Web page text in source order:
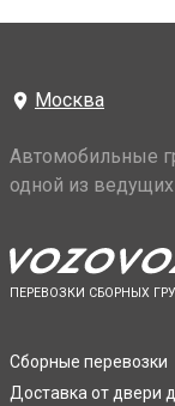
Москва
Автомобильные
одной из
ПЕРЕВОЗКИ СБОРНЫХ
Сборные перевозки
Доставка от двери